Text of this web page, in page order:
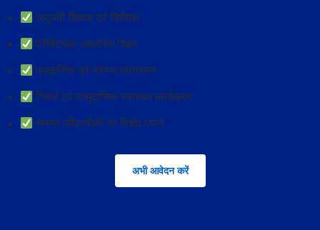
अनुभवी शिक्षक एवं विशेषज्ञ
प्रैक्टिकल आधारित शिक्षा
प्राकृतिक एवं स्वस्थ वातावरण
रिसर्च एवं सामुदायिक स्वास्थ्य कार्यक्रम
समग्र जीवनशैली पर विशेष ध्यान
अभी आवेदन करें